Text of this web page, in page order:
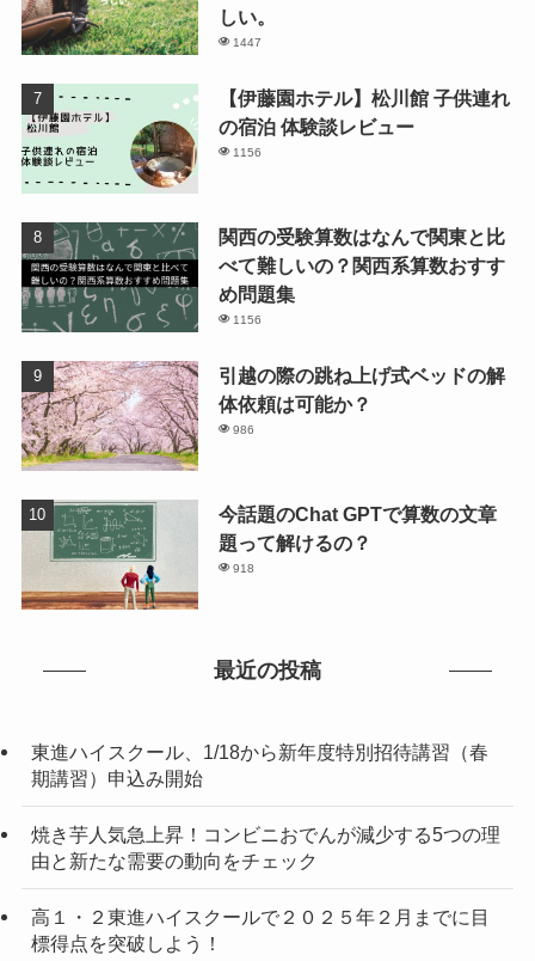
しい。
1447
【伊藤園ホテル】松川館 子供連れ
の宿泊 体験談レビュー
1156
関西の受験算数はなんで関東と比
べて難しいの？関西系算数おすす
め問題集
1156
引越の際の跳ね上げ式ベッドの解
体依頼は可能か？
986
今話題のChat GPTで算数の文章
題って解けるの？
918
最近の投稿
東進ハイスクール、1/18から新年度特別招待講習（春
期講習）申込み開始
焼き芋人気急上昇！コンビニおでんが減少する5つの理
由と新たな需要の動向をチェック
高１・２東進ハイスクールで２０２５年２月までに目
標得点を突破しよう！